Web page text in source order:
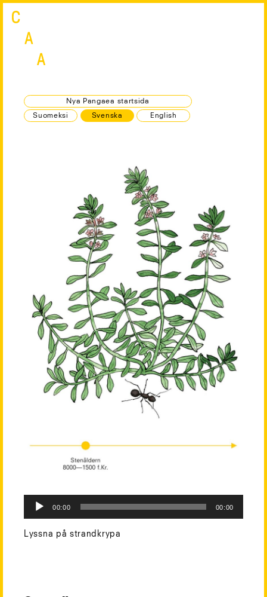
to
content
Nya Pangaea startsida
Suomeksi
Svenska English
Audio
00:00 00:00
Lyssna på strandkrypa